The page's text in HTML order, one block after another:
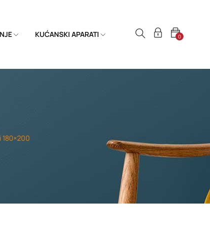
KUĆANSKI APARATI 0
180×200